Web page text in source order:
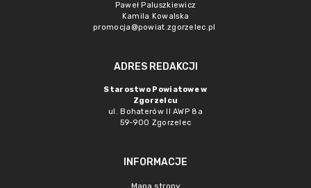
Paweł Paluszkiewicz
Kamila Kowalska
promocja@powiat.zgorzelec.pl
ADRES REDAKCJI
Starostwo Powiatowe w
Zgorzelcu
ul. Bohaterów II AWP 8a
59-900 Zgorzelec
INFORMACJE
Mapa strony